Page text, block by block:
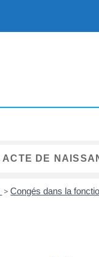
> Congés dans la